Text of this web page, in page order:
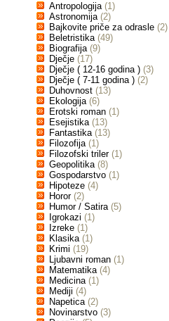
Antropologija (1)
Astronomija (2)
Bajkovite priče za odrasle (2)
Beletristika (49)
Biografija (9)
Dječje (17)
Dječje ( 12-16 godina ) (3)
Dječje ( 7-11 godina ) (2)
Duhovnost (13)
Ekologija (6)
Erotski roman (1)
Esejistika (13)
Fantastika (13)
Filozofija (1)
Filozofski triler (1)
Geopolitika (8)
Gospodarstvo (1)
Hipoteze (4)
Horor (2)
Humor / Satira (5)
Igrokazi (1)
Izreke (1)
Klasika (1)
Krimi (19)
Ljubavni roman (1)
Matematika (4)
Medicina (1)
Mediji (4)
Napetica (2)
Novinarstvo (3)